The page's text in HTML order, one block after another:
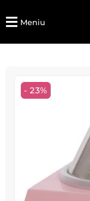
Meniu
- 23%